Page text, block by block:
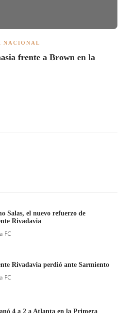
NACIONAL
frente a Brown en la
Salas, el nuevo refuerzo de
Rivadavia
FC
Rivadavia perdió ante Sarmiento
FC
4 a 2 a Atlanta en la Primera